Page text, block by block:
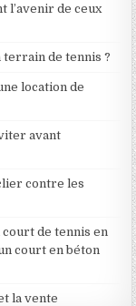
l’avenir de ceux
de tennis ?
location de
avant
contre les
court de tennis en
court en béton
la vente